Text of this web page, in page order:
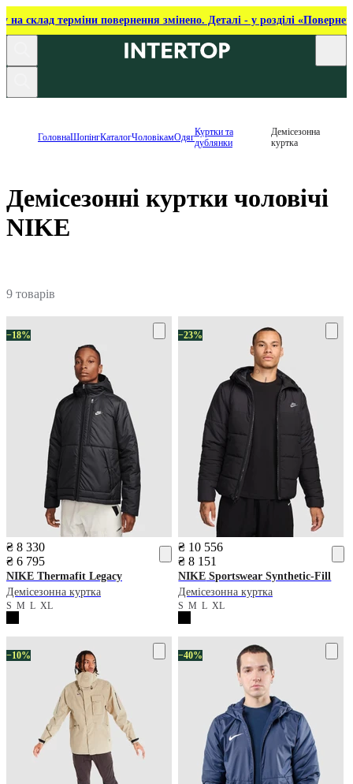
на склад терміни повернення змінено. Деталі - у розділі
ГоловнаШопінгКаталогЧоловікамОдягКуртки та
дублянки
Демісезонна
куртка
Демісезонні куртки чоловічі
NIKE
9 товарів
−18%
₴ 8 330
₴ 6 795
NIKE Thermafit Legacy
Демісезонна куртка
S M L XL
−23%
₴ 10 556
₴ 8 151
NIKE Sportswear Synthetic-Fill
Демісезонна куртка
SMLXL
−10% −40%